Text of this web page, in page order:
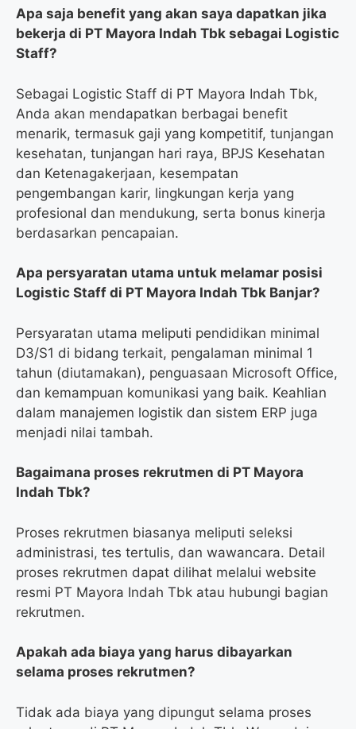
Apa saja benefit yang akan saya dapatkan jika
bekerja di PT Mayora Indah Tbk sebagai Logistic
Staff?
Sebagai Logistic Staff di PT Mayora Indah Tbk,
Anda akan mendapatkan berbagai benefit
menarik, termasuk gaji yang kompetitif, tunjangan
kesehatan, tunjangan hari raya, BPJS Kesehatan
dan Ketenagakerjaan, kesempatan
pengembangan karir, lingkungan kerja yang
profesional dan mendukung, serta bonus kinerja
berdasarkan pencapaian.
Apa persyaratan utama untuk melamar posisi
Logistic Staff di PT Mayora Indah Tbk Banjar?
Persyaratan utama meliputi pendidikan minimal
D3/S1 di bidang terkait, pengalaman minimal 1
tahun (diutamakan), penguasaan Microsoft Office,
dan kemampuan komunikasi yang baik. Keahlian
dalam manajemen logistik dan sistem ERP juga
menjadi nilai tambah.
Bagaimana proses rekrutmen di PT Mayora
Indah Tbk?
Proses rekrutmen biasanya meliputi seleksi
administrasi, tes tertulis, dan wawancara. Detail
proses rekrutmen dapat dilihat melalui website
resmi PT Mayora Indah Tbk atau hubungi bagian
rekrutmen.
Apakah ada biaya yang harus dibayarkan
selama proses rekrutmen?
Tidak ada biaya yang dipungut selama proses